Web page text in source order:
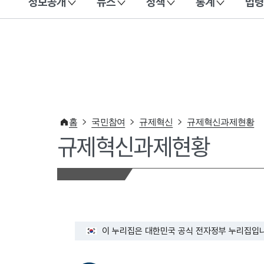
이 누리집은 대한민국 공식 전자정부 누리집입니다.
홈 국민참여 규제혁신 규제혁신과제현황
규제혁신과제현황